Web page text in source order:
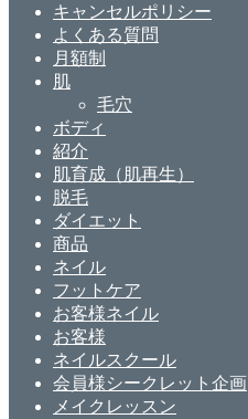
キャンセルポリシー
よくある質問
月額制
肌
毛穴
ボディ
紹介
肌育成（肌再生）
脱毛
ダイエット
商品
ネイル
フットケア
お客様ネイル
お客様
ネイルスクール
会員様シークレット企画
メイクレッスン